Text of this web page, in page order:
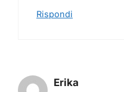
Rispondi
Erika